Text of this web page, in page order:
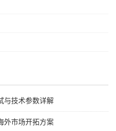
与技术参数详解
外市场开拓方案